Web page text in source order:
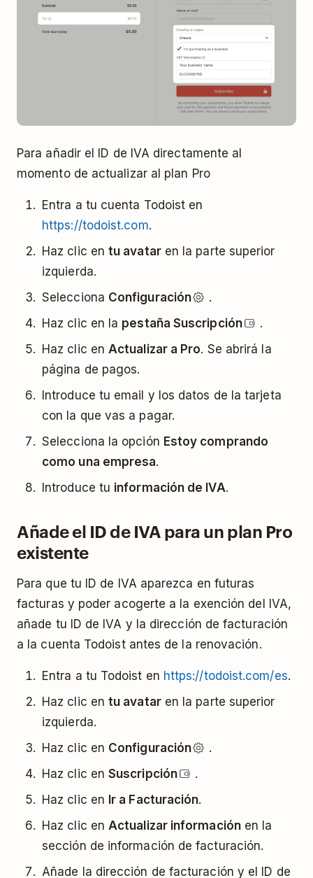
Para añadir el ID de IVA directamente al
momento de actualizar al plan Pro
Entra a tu cuenta Todoist en
https://todoist.com.
Haz clic entu avataren la parte superior
izquierda.
Selecciona Configuración
.
Haz clic en la pestaña Suscripción
.
Haz clic en Actualizar a Pro. Se abrirá la
página de pagos.
Introduce tu email y los datos de la tarjeta
con la que vas a pagar.
Selecciona la opción Estoy comprando
como una empresa.
Introduce tu información de IVA.
Añade el ID de IVA para un plan Pro
existente
Para que tu ID de IVA aparezca en futuras
facturas y poder acogerte a la exención del IVA,
añade tu ID de IVA y la dirección de facturación
a la cuenta Todoist antes de la renovación.
Entra a tu Todoist en https://todoist.com/es.
Haz clic entu avataren la parte superior
izquierda.
Haz clic en Configuración
.
Haz clic enSuscripción
.
Haz clic en Ir a Facturación.
Haz clic en Actualizar informaciónen la
sección de información de facturación.
Añade la dirección de facturación y el ID de